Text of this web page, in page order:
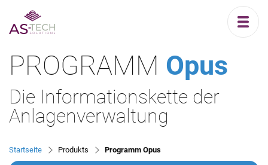
PROGRAMM Opus
Die Informationskette der
Anlagenverwaltung
Startseite Produkts Programm Opus